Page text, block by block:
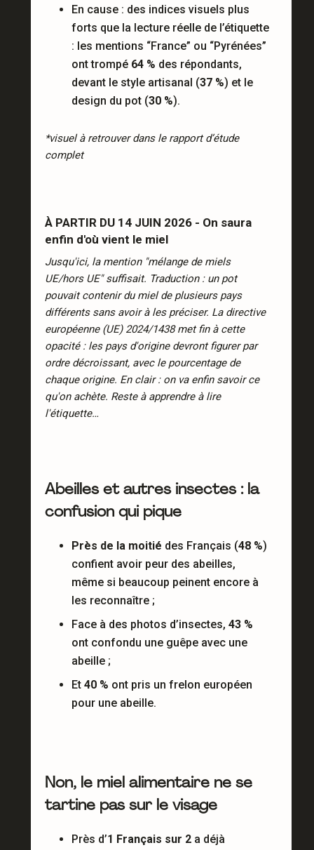
En cause : des indices visuels plus
forts que la lecture réelle de l’étiquette
: les mentions “France” ou “Pyrénées”
ont trompé 64 % des répondants,
devant le style artisanal (37 %) et le
design du pot (30 %).
*visuel à retrouver dans le rapport d’étude
complet
À PARTIR DU 14 JUIN 2026 - On saura
enfin d'où vient le miel
Jusqu'ici, la mention "mélange de miels
UE/hors UE" suffisait. Traduction : un pot
pouvait contenir du miel de plusieurs pays
différents sans avoir à les préciser. La directive
européenne (UE) 2024/1438 met fin à cette
opacité : les pays d'origine devront figurer par
ordre décroissant, avec le pourcentage de
chaque origine. En clair : on va enfin savoir ce
qu'on achète. Reste à apprendre à lire
l'étiquette…
Abeilles et autres insectes : la
confusion qui pique
Près de la moitié des Français (48 %)
confient avoir peur des abeilles,
même si beaucoup peinent encore à
les reconnaître ;
Face à des photos d’insectes,43 %
ont confondu une guêpe avec une
abeille ;
Et40 % ont pris un frelon européen
pour une abeille.
Non, le miel alimentaire ne se
tartine pas sur le visage
Près d’1 Français sur 2 a déjà